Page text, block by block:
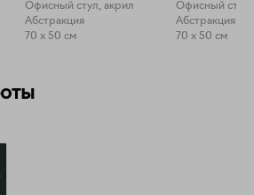
Офисный стул, акрил
Абстракция
70 x 50 см
Офисный стул,
Абстракция
70 x 50 см